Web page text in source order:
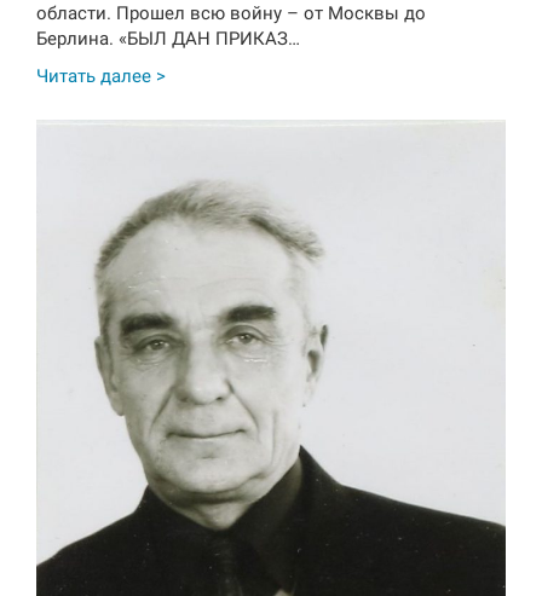
области. Прошел всю войну – от Москвы до
Берлина. «БЫЛ ДАН ПРИКАЗ…
Читать далее >